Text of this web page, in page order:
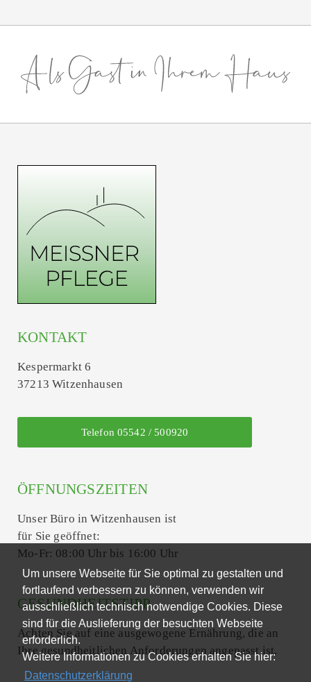
Um unsere Webseite für Sie optimal zu gestalten und
fortlaufend verbessern zu können, verwenden wir
ausschließlich technisch notwendige Cookies. Diese
sind für die Auslieferung der besuchten Webseite
erforderlich.
Weitere Informationen zu Cookies erhalten Sie hier:
Datenschutzerklärung
KONTAKT
Kespermarkt 6
37213 Witzenhausen
Telefon 05542 / 500920
ÖFFNUNGSZEITEN
Unser Büro in Witzenhausen ist
für Sie geöffnet:
Mo-Fr: 08:00 Uhr bis 16:00 Uhr
GESUNDHEITSTIPP
Achten Sie auf eine ausgewogene Ernährung, die an
Ihre gesundheitlichen Anforderungen angepasst ist.